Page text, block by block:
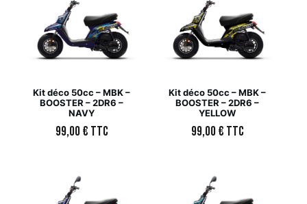
Kit déco 50cc – MBK –
BOOSTER – 2DR6 –
NAVY
99,00€ TTC
Kit déco 50cc – MBK –
BOOSTER – 2DR6 –
YELLOW
99,00€ TTC